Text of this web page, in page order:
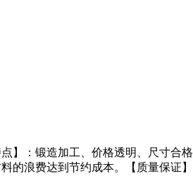
】：锻造加工、价格透明、尺寸合
的浪费达到节约成本。【质量保证